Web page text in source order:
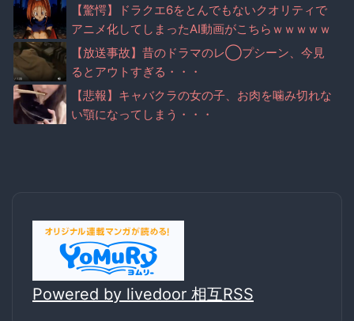
【驚愕】ドラクエ6をとんでもないクオリティで
アニメ化してしまったAI動画がこちらｗｗｗｗｗ
【放送事故】昔のドラマのレ◯プシーン、今見
るとアウトすぎる・・・
【悲報】キャバクラの女の子、お肉を噛み切れな
い顎になってしまう・・・
Powered by livedoor 相互RSS